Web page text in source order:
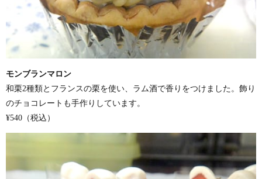
モンブランマロン
和栗2種類とフランスの栗を使い、ラム酒で香りをつけました。飾り
のチョコレートも手作りしています。
¥540（税込）